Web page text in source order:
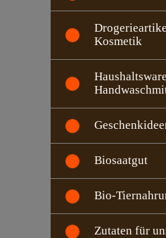
Kosmetik
Biosaatgut
Bio-
Zutaten für